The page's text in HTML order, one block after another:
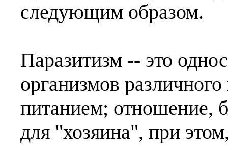
следующим образом.
Паразитизм -- это
организмов различного
питанием; отношение,
для "хозяина", при